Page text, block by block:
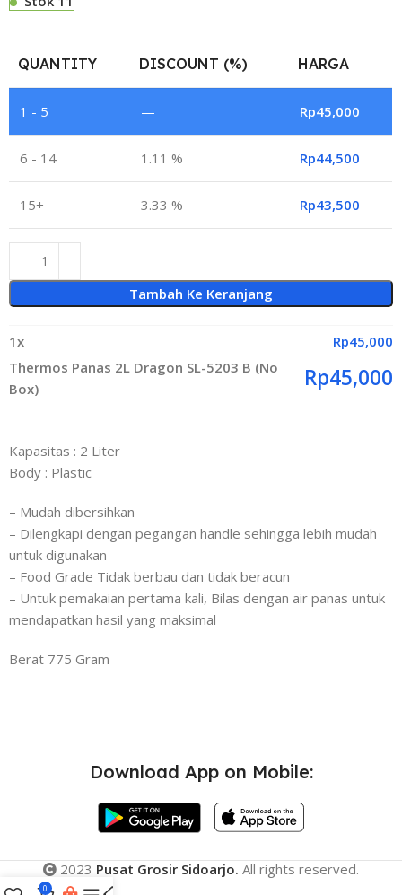
QUANTITY DISCOUNT (%) HARGA
1 - 5 — Rp45,000
6 - 14 1.11 % Rp44,500
15+ 3.33 % Rp43,500
Tambah Ke Keranjang
1x Rp45,000
Thermos Panas 2L Dragon SL-5203 B (No
Box)
Rp45,000
Kapasitas : 2 Liter
Body : Plastic
– Mudah dibersihkan
– Dilengkapi dengan pegangan handle sehingga lebih mudah
untuk digunakan
– Food Grade Tidak berbau dan tidak beracun
– Untuk pemakaian pertama kali, Bilas dengan air panas untuk
mendapatkan hasil yang maksimal
Berat 775 Gram
Download App on Mobile:
2023 Pusat Grosir Sidoarjo. All rights reserved.
0